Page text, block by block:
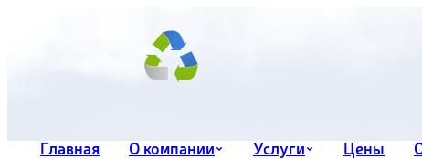
Главная О компании Услуги Цены